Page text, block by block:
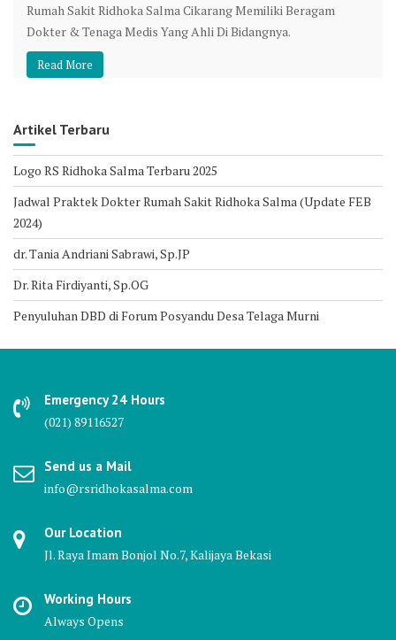
Rumah Sakit Ridhoka Salma Cikarang Memiliki Beragam
Dokter & Tenaga Medis Yang Ahli Di Bidangnya.
Read More
Artikel Terbaru
Logo RS Ridhoka Salma Terbaru 2025
Jadwal Praktek Dokter Rumah Sakit Ridhoka Salma (Update FEB
2024)
dr. Tania Andriani Sabrawi, Sp.JP
Dr. Rita Firdiyanti, Sp.OG
Penyuluhan DBD di Forum Posyandu Desa Telaga Murni
Emergency 24 Hours
(021) 89116527
Send us a Mail
info@rsridhokasalma.com
Our Location
Jl. Raya Imam Bonjol No.7, Kalijaya Bekasi
Working Hours
Always Opens